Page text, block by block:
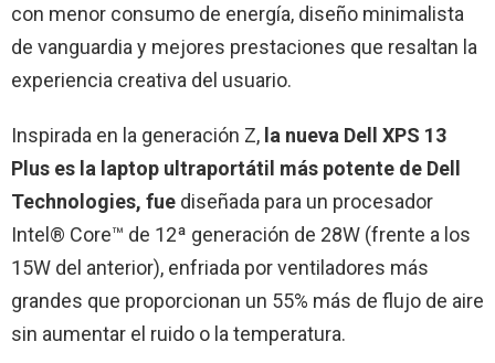
con menor consumo de energía, diseño minimalista
de vanguardia y mejores prestaciones que resaltan la
experiencia creativa del usuario.
Inspirada en la generación Z, la nueva Dell XPS 13
Plus es la laptop ultraportátil más potente de Dell
Technologies, fue diseñada para un procesador
Intel® Core™ de 12ª generación de 28W (frente a los
15W del anterior), enfriada por ventiladores más
grandes que proporcionan un 55% más de flujo de aire
sin aumentar el ruido o la temperatura.